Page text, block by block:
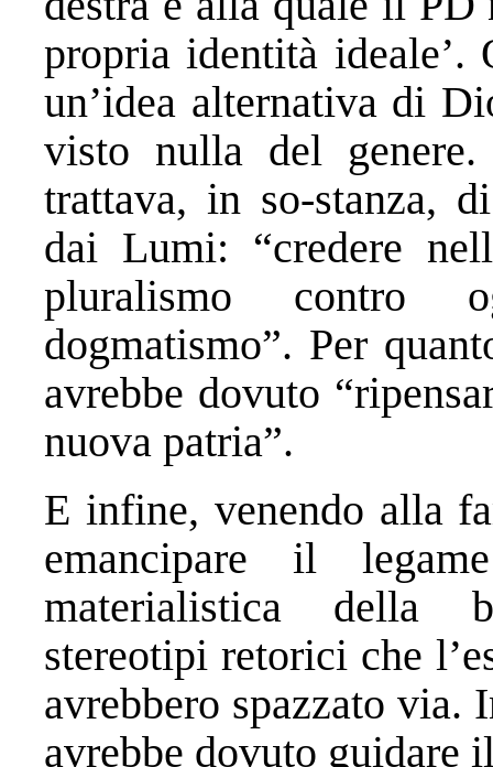
propria identità ideale’.
un’idea alternativa di
visto nulla del
trattava, in so-stanza,
dai Lumi: “credere
pluralismo contro
dogmatismo”. Per
avrebbe dovuto
nuova patria”.
E infine, venendo alla
emancipare il
materialistica della
stereotipi retorici che
avrebbero spazzato via.
avrebbe dovuto guidare